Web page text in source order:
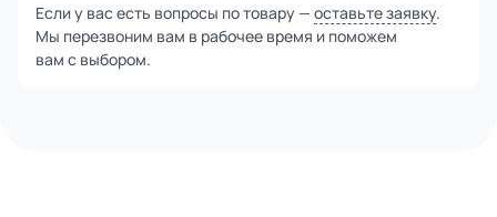
Если у вас есть вопросы по товару — оставьте заявку.
Мы перезвоним вам в рабочее время и поможем
вам с выбором.